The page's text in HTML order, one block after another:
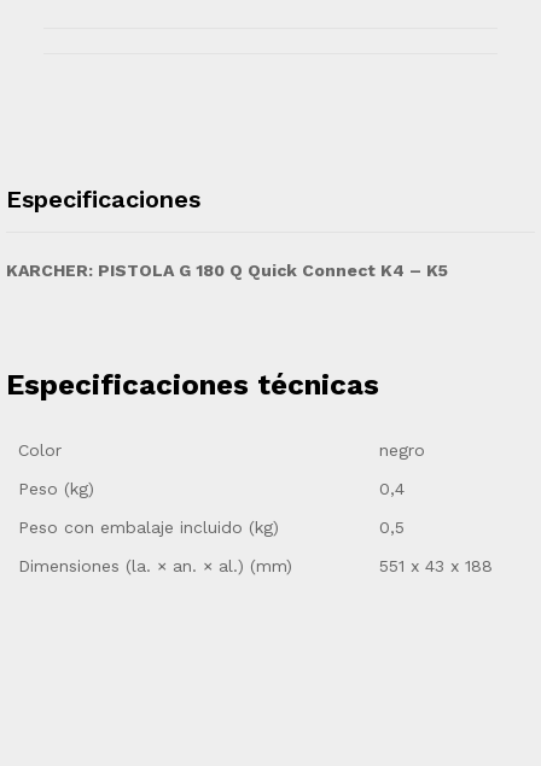
Especificaciones
KARCHER: PISTOLA G 180 Q Quick Connect K4 – K5
Especificaciones técnicas
Color
negro
Peso (kg)
0,4
Peso con embalaje incluido (kg)
0,5
Dimensiones (la. × an. × al.) (mm)
551 x 43 x 188